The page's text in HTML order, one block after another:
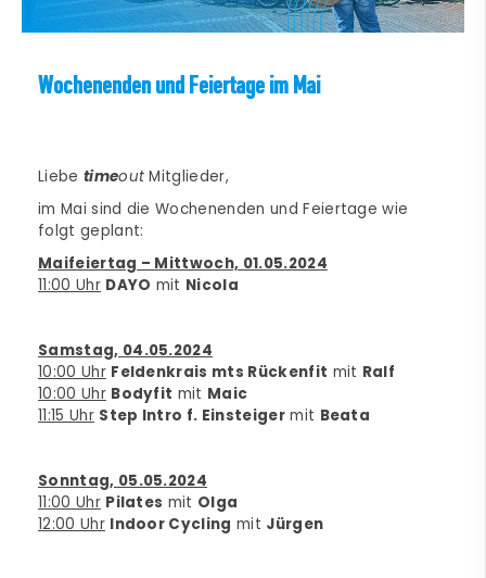
Wochenenden und Feiertage im Mai
Liebe timeout Mitglieder,
im Mai sind die Wochenenden und Feiertage wie
folgt geplant:
Maifeiertag – Mittwoch, 01.05.2024
11:00 Uhr DAYO mit Nicola
Samstag, 04.05.2024
10:00 Uhr Feldenkrais mts Rückenfit mit Ralf
10:00 Uhr Bodyfit mit Maic
11:15 Uhr Step Intro f. Einsteigermit Beata
Sonntag, 05.05.2024
11:00 Uhr Pilates mit Olga
12:00 Uhr Indoor Cycling mit Jürgen